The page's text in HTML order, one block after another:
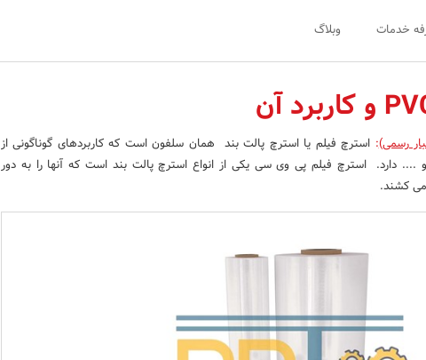
خدمات وبلاگ
رسمی): استرچ فیلم یا استرچ پالت بند همان سلفون است که کاربردهای گوناگونی از
.... دارد. استرچ فیلم پی وی سی یکی از انواع استرچ پالت بند است که آنها را به دور
می‌ کشند.